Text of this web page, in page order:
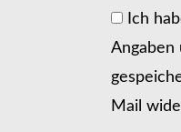
Ich
Angaben
Mail